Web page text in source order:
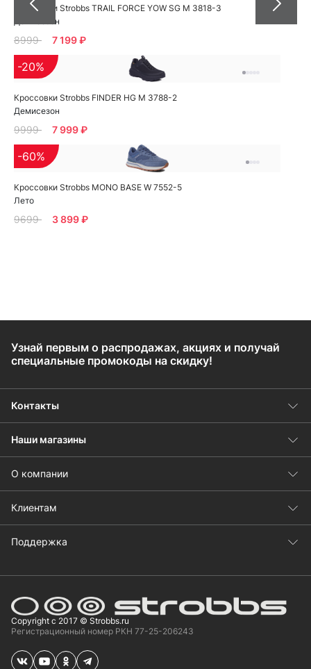
Кроссовки Strobbs TRAIL FORCE YOW SG M 3818-3
Демисезон
8999 7 199 ₽
Кроссовки Strobbs FINDER HG M 3788-2
Демисезон
-20%
9999 7 999 ₽
Кроссовки Strobbs MONO BASE W 7552-5
Лето
-60%
9699 3 899 ₽
Узнай первым о распродажах, акциях и получай
специальные промокоды на скидку!
Контакты
Наши магазины
О компании
Клиентам
Поддержка
Copyright с 2017 © Strobbs.ru
Регистрационный номер РКН 77-25-206243